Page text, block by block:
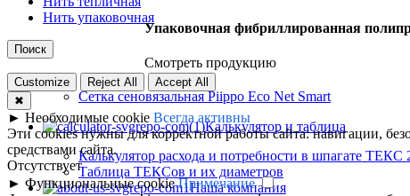
Упаковочная фибриллированная
Смотреть продукцию
Сетка сеновязальная Piippo Eco Net Smart
Калькулятор и таблица
Калькулятор расхода и потребности в шпагате ТЕКС
Таблица ТЕКСов и их диаметров
Наша компания
Нить упаковочная
Поиск
Customize Reject All
Accept All
✖
► Необходимые cookie Всегда активны
Эти cookies нужны для корректной работы сайта: навигации,
средствами сайта.
Отсутствует
► Функциональные cookie Примечание